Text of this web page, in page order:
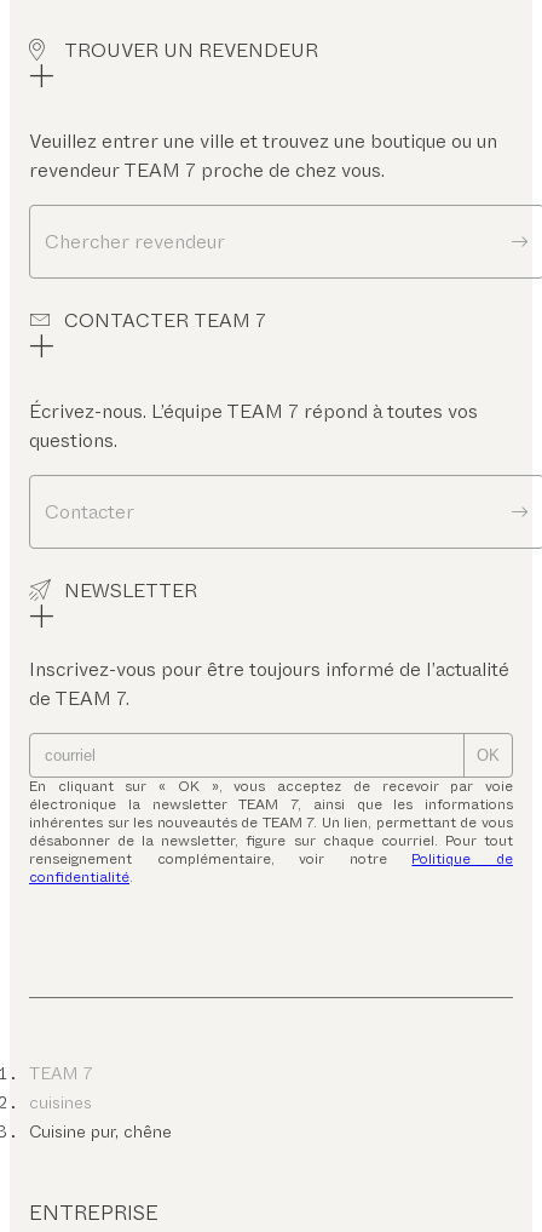
TROUVER UN REVENDEUR
Veuillez entrer une ville et trouvez une boutique ou un
revendeur TEAM 7 proche de chez vous.
Chercher revendeur
CONTACTER TEAM 7
Écrivez-nous. L’équipe TEAM 7 répond à toutes vos
questions.
Contacter
NEWSLETTER
Inscrivez-vous pour être toujours informé de l’actualité
de TEAM 7.
OK
En cliquant sur « OK », vous acceptez de recevoir par voie
électronique la newsletter TEAM 7, ainsi que les informations
inhérentes sur les nouveautés de TEAM 7. Un lien, permettant de vous
désabonner de la newsletter, figure sur chaque courriel. Pour tout
renseignement complémentaire, voir notre Politique de
confidentialité.
TEAM 7
cuisines
Cuisine pur, chêne
ENTREPRISE